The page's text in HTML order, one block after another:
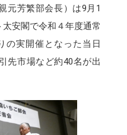
元芳繁部会長）は9月1
安閣で令和４年度通常
の実開催となった当日
先市場など約40名が出